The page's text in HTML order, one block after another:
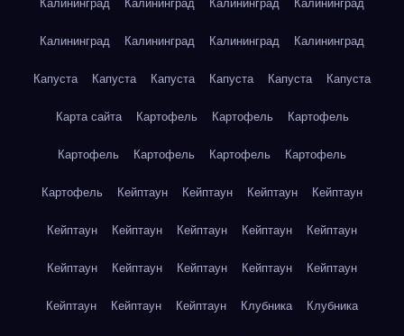
Калининград Калининград Калининград Калининград
Калининград Калининград Калининград Калининград
Капуста Капуста Капуста Капуста Капуста Капуста
Карта сайта Картофель Картофель Картофель
Картофель Картофель Картофель Картофель
Картофель Кейптаун Кейптаун Кейптаун Кейптаун
Кейптаун Кейптаун Кейптаун Кейптаун Кейптаун
Кейптаун Кейптаун Кейптаун Кейптаун Кейптаун
Кейптаун Кейптаун Кейптаун Клубника Клубника